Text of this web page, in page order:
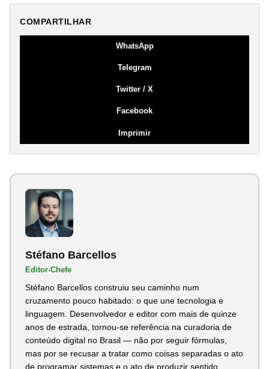
COMPARTILHAR
WhatsApp
Telegram
Twitter / X
Facebook
Imprimir
Stéfano Barcellos
Editor-Chefe
Stéfano Barcellos construiu seu caminho num
cruzamento pouco habitado: o que une tecnologia e
linguagem. Desenvolvedor e editor com mais de quinze
anos de estrada, tornou-se referência na curadoria de
conteúdo digital no Brasil — não por seguir fórmulas,
mas por se recusar a tratar como coisas separadas o ato
de programar sistemas e o ato de produzir sentido...